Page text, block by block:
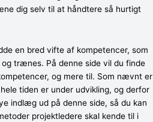
dig selv til at håndtere så hurtigt
en bred vifte af kompetencer, som
trænes. På denne side vil du finde
og mere til. Som nævnt er
tiden er under udvikling, og derfor
indlæg ud på denne side, så du kan
projektledere skal kende til i